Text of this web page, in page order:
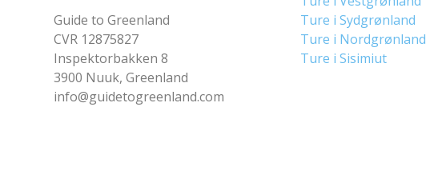
Guide to Greenland
CVR 12875827
Inspektorbakken 8
3900 Nuuk, Greenland
info@guidetogreenland.com
Ture i Sydgrønland
Ture i Nordgrønland
Ture i Sisimiut